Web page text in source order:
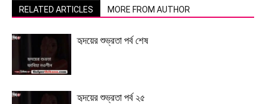
RELATED ARTICLES MORE FROM AUTHOR
হৃদয়ের শুভ্রতা পর্ব শেষ
হৃদয়ের শুভ্রতা পর্ব ২৫